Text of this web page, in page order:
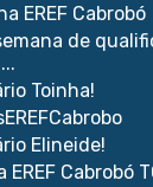
EREF Cabrobó
de
Toinha!
Elineide!
Cabrobó